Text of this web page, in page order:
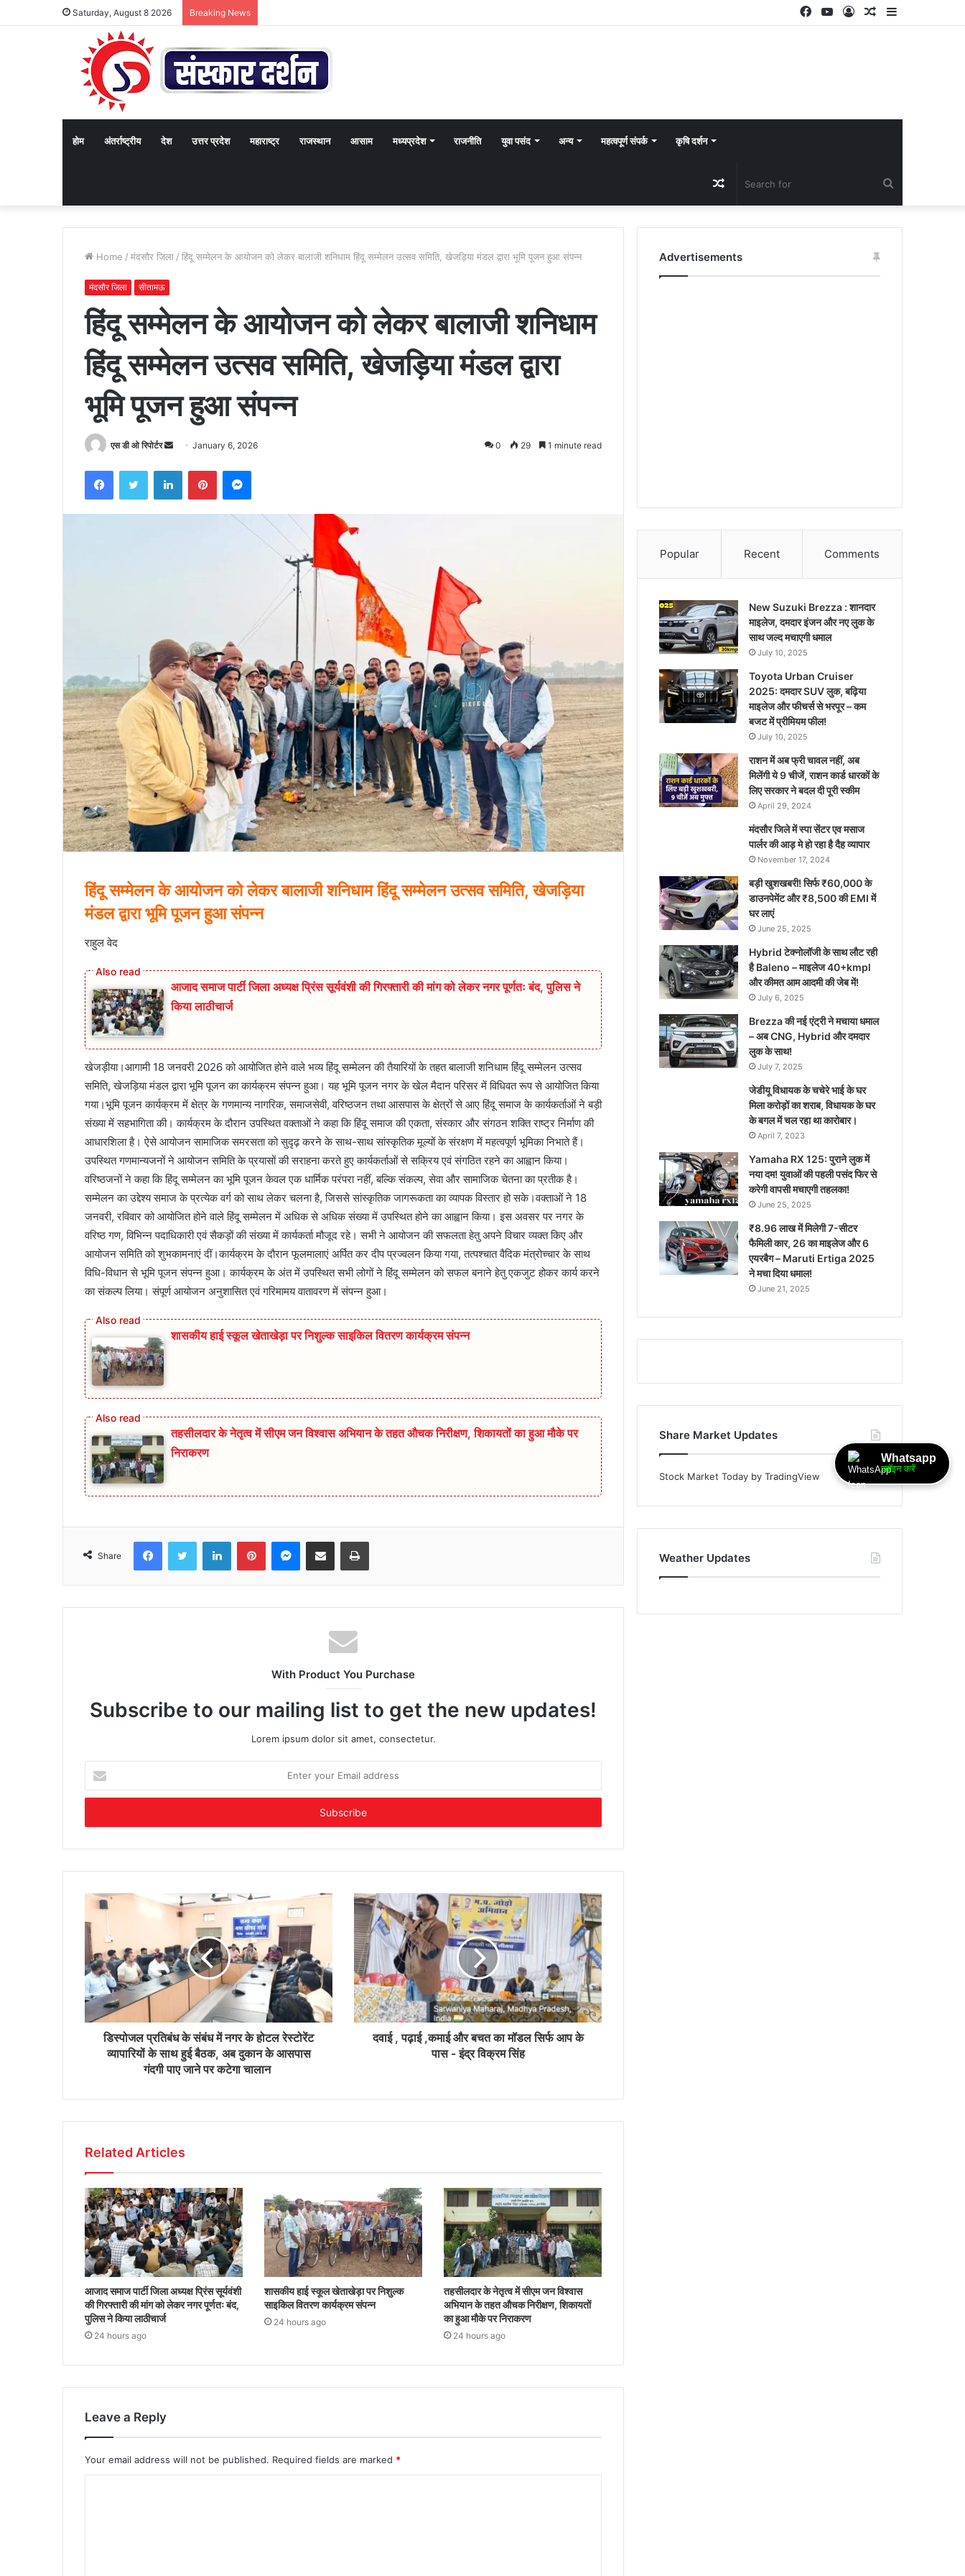
Saturday, August 8 2026 Breaking News Sidebar
Random
Log
YouTube
Facebook
होम अंतर्राष्ट्रीय देश उत्तर प्रदेश महाराष्ट्र राजस्थान आसाम मध्यप्रदेश राजनीति युवा पसंद अन्य महत्वपूर्ण संपर्क कृषि दर्शन
for
Random
Article
Home / मंदसौर जिला / हिंदू सम्मेलन के आयोजन को लेकर बालाजी शनिधाम हिंदू सम्मेलन उत्सव समिति, खेजड़िया मंडल द्वारा भूमि पूजन हुआ संपन्न
मंदसौर जिला सीतामऊ
हिंदू सम्मेलन के आयोजन को लेकर बालाजी शनिधाम
हिंदू सम्मेलन उत्सव समिति, खेजड़िया मंडल द्वारा
भूमि पूजन हुआ संपन्न
एस डी ओ रिपोर्टर
SendJanuary 6, 2026 0 29 1 minute read
FacebookTwitter LinkedInPinterestMessenger
हिंदू सम्मेलन के आयोजन को लेकर बालाजी शनिधाम हिंदू सम्मेलन उत्सव समिति, खेजड़िया
मंडल द्वारा भूमि पूजन हुआ संपन्न
राहुल वेद
आजाद समाज पार्टी जिला अध्यक्ष प्रिंस सूर्यवंशी की गिरफ्तारी की मांग को लेकर नगर पूर्णतः बंद, पुलिस ने
किया लाठीचार्ज
खेजड़ीया।आगामी 18 जनवरी 2026 को आयोजित होने वाले भव्य हिंदू सम्मेलन की तैयारियों के तहत बालाजी शनिधाम हिंदू सम्मेलन उत्सव
समिति, खेजड़िया मंडल द्वारा भूमि पूजन का कार्यक्रम संपन्न हुआ। यह भूमि पूजन नगर के खेल मैदान परिसर में विधिवत रूप से आयोजित किया
गया।भूमि पूजन कार्यक्रम में क्षेत्र के गणमान्य नागरिक, समाजसेवी, वरिष्ठजन तथा आसपास के क्षेत्रों से आए हिंदू समाज के कार्यकर्ताओं ने बड़ी
संख्या में सहभागिता की। कार्यक्रम के दौरान उपस्थित वक्ताओं ने कहा कि हिंदू समाज की एकता, संस्कार और संगठन शक्ति राष्ट्र निर्माण की
आधारशिला है। ऐसे आयोजन सामाजिक समरसता को सुदृढ़ करने के साथ-साथ सांस्कृतिक मूल्यों के संरक्षण में महत्वपूर्ण भूमिका निभाते हैं।
उपस्थित गणमान्यजनों ने आयोजन समिति के प्रयासों की सराहना करते हुए कार्यकर्ताओं से सक्रिय एवं संगठित रहने का आह्वान किया।
वरिष्ठजनों ने कहा कि हिंदू सम्मेलन का भूमि पूजन केवल एक धार्मिक परंपरा नहीं, बल्कि संकल्प, सेवा और सामाजिक चेतना का प्रतीक है।
सम्मेलन का उद्देश्य समाज के प्रत्येक वर्ग को साथ लेकर चलना है, जिससे सांस्कृतिक जागरूकता का व्यापक विस्तार हो सके।वक्ताओं ने 18
जनवरी, रविवार को आयोजित होने वाले हिंदू सम्मेलन में अधिक से अधिक संख्या में उपस्थित होने का आह्वान किया। इस अवसर पर नगर के
वरिष्ठ गण, विभिन्न पदाधिकारी एवं सैकड़ों की संख्या में कार्यकर्ता मौजूद रहे। सभी ने आयोजन की सफलता हेतु अपने विचार व्यक्त किए और
आयोजन समिति को शुभकामनाएं दीं।कार्यक्रम के दौरान फूलमालाएं अर्पित कर दीप प्रज्वलन किया गया, तत्पश्चात वैदिक मंत्रोच्चार के साथ
विधि-विधान से भूमि पूजन संपन्न हुआ। कार्यक्रम के अंत में उपस्थित सभी लोगों ने हिंदू सम्मेलन को सफल बनाने हेतु एकजुट होकर कार्य करने
का संकल्प लिया। संपूर्ण आयोजन अनुशासित एवं गरिमामय वातावरण में संपन्न हुआ।
शासकीय हाई स्कूल खेताखेड़ा पर निशुल्क साइकिल वितरण कार्यक्रम संपन्न
तहसीलदार के नेतृत्व में सीएम जन विश्वास अभियान के तहत औचक निरीक्षण, शिकायतों का हुआ मौके पर
निराकरण
Share
FacebookTwitter LinkedInPinterestMessenger
Share via Email Print
With Product You Purchase
Subscribe to our mailing list to get the new updates!
Lorem ipsum dolor sit amet, consectetur.
your
Email
डिस्पोजल प्रतिबंध के संबंध में नगर के होटल रेस्टोरेंट
व्यापारियों के साथ हुई बैठक, अब दुकान के आसपास
गंदगी पाए जाने पर कटेगा चालान
दवाई , पढ़ाई ,कमाई और बचत का मॉडल सिर्फ आप के
पास - इंद्र विक्रम सिंह
Related Articles
आजाद समाज पार्टी जिला अध्यक्ष प्रिंस सूर्यवंशी
की गिरफ्तारी की मांग को लेकर नगर पूर्णतः बंद,
पुलिस ने किया लाठीचार्ज
24 hours ago
शासकीय हाई स्कूल खेताखेड़ा पर निशुल्क
साइकिल वितरण कार्यक्रम संपन्न
24 hours ago
तहसीलदार के नेतृत्व में सीएम जन विश्वास
अभियान के तहत औचक निरीक्षण, शिकायतों
का हुआ मौके पर निराकरण
24 hours ago
Leave a Reply
Your email address will not be published. Required fields are marked *
Advertisements
Popular Recent Comments
New Suzuki Brezza : शानदार
माइलेज, दमदार इंजन और नए लुक के
साथ जल्द मचाएगी धमाल
July 10, 2025
Toyota Urban Cruiser
2025: दमदार SUV लुक, बढ़िया
माइलेज और फीचर्स से भरपूर – कम
बजट में प्रीमियम फील!
July 10, 2025
राशन में अब फ्री चावल नहीं, अब
मिलेंगी ये 9 चीजें, राशन कार्ड धारकों के
लिए सरकार ने बदल दी पूरी स्कीम
April 29, 2024
मंदसौर जिले में स्पा सेंटर एव मसाज
पार्लर की आड़ मे हो रहा है दैह व्यापार
November 17, 2024
बड़ी खुशखबरी! सिर्फ ₹60,000 के
डाउनपेमेंट और ₹8,500 की EMI में
घर लाएं
June 25, 2025
Hybrid टेक्नोलॉजी के साथ लौट रही
है Baleno – माइलेज 40+kmpl
और कीमत आम आदमी की जेब में!
July 6, 2025
Brezza की नई एंट्री ने मचाया धमाल
– अब CNG, Hybrid और दमदार
लुक के साथ!
July 7, 2025
जेडीयू विधायक के चचेरे भाई के घर
मिला करोड़ों का शराब, विधायक के घर
के बगल में चल रहा था कारोबार।
April 7, 2023
Yamaha RX 125: पुराने लुक में
नया दम! युवाओं की पहली पसंद फिर से
करेगी वापसी मचाएगी तहलका!
June 25, 2025
₹8.96 लाख में मिलेगी 7-सीटर
फैमिली कार, 26 का माइलेज और 6
एयरबैग – Maruti Ertiga 2025
ने मचा दिया धमाल!
June 21, 2025
Share Market Updates
Stock Market Today by TradingView
Weather Updates
Whatsapp
ज्वॉइन करें